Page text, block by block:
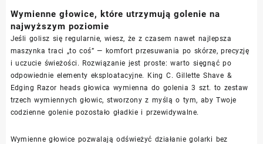
Wymienne głowice, które utrzymują golenie na
najwyższym poziomie
Jeśli golisz się regularnie, wiesz, że z czasem nawet najlepsza
maszynka traci „to coś” — komfort przesuwania po skórze, precyzję
i uczucie świeżości. Rozwiązanie jest proste: warto sięgnąć po
odpowiednie elementy eksploatacyjne. King C. Gillette Shave &
Edging Razor heads głowica wymienna do golenia 3 szt. to zestaw
trzech wymiennych głowic, stworzony z myślą o tym, aby Twoje
codzienne golenie pozostało gładkie i przewidywalne.
Wymienne głowice pozwalają odświeżyć działanie golarki bez